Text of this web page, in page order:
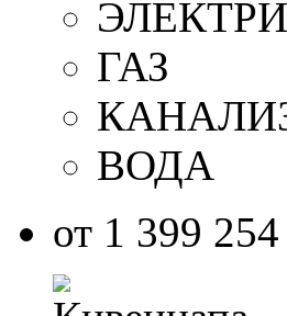
ГАЗ
ВОДА
от 1 399 254